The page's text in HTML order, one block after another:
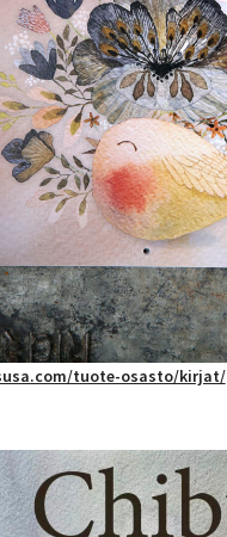
tuote-osasto/kirjat/